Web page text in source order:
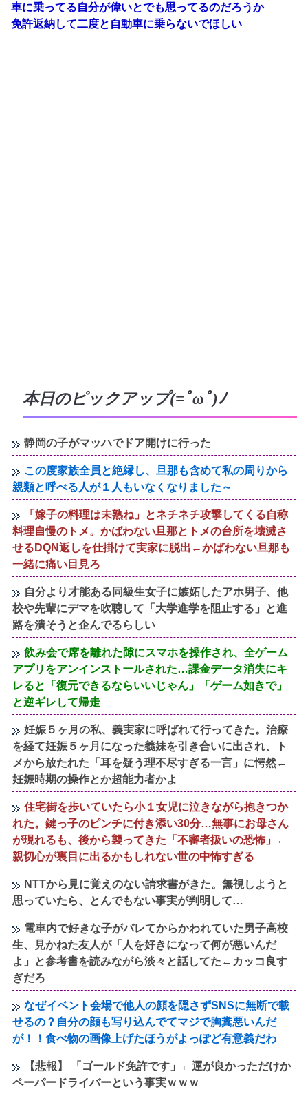
車に乗ってる自分が偉いとでも思ってるのだろうか
免許返納して二度と自動車に乗らないでほしい
本日のピックアップ(=ﾟωﾟ)ﾉ
静岡の子がマッハでドア開けに行った
この度家族全員と絶縁し、旦那も含めて私の周りから
親類と呼べる人が１人もいなくなりました～
「嫁子の料理は未熟ね」とネチネチ攻撃してくる自称
料理自慢のトメ。かばわない旦那とトメの台所を壊滅さ
せるDQN返しを仕掛けて実家に脱出←かばわない旦那も
一緒に痛い目見ろ
自分より才能ある同級生女子に嫉妬したアホ男子、他
校や先輩にデマを吹聴して「大学進学を阻止する」と進
路を潰そうと企んでるらしい
飲み会で席を離れた隙にスマホを操作され、全ゲーム
アプリをアンインストールされた…課金データ消失にキ
レると「復元できるならいいじゃん」「ゲーム如きで」
と逆ギレして帰走
妊娠５ヶ月の私、義実家に呼ばれて行ってきた。治療
を経て妊娠５ヶ月になった義妹を引き合いに出され、ト
メから放たれた「耳を疑う理不尽すぎる一言」に愕然←
妊娠時期の操作とか超能力者かよ
住宅街を歩いていたら小１女児に泣きながら抱きつか
れた。鍵っ子のピンチに付き添い30分…無事にお母さん
が現れるも、後から襲ってきた「不審者扱いの恐怖」←
親切心が裏目に出るかもしれない世の中怖すぎる
NTTから見に覚えのない請求書がきた。無視しようと
思っていたら、とんでもない事実が判明して…
電車内で好きな子がバレてからかわれていた男子高校
生、見かねた友人が「人を好きになって何が悪いんだ
よ」と参考書を読みながら淡々と話してた←カッコ良す
ぎだろ
なぜイベント会場で他人の顔を隠さずSNSに無断で載
せるの？自分の顔も写り込んでてマジで胸糞悪いんだ
が！！食べ物の画像上げたほうがよっぽど有意義だわ
【悲報】 「ゴールド免許です」←運が良かっただけか
ペーパードライバーという事実ｗｗｗ